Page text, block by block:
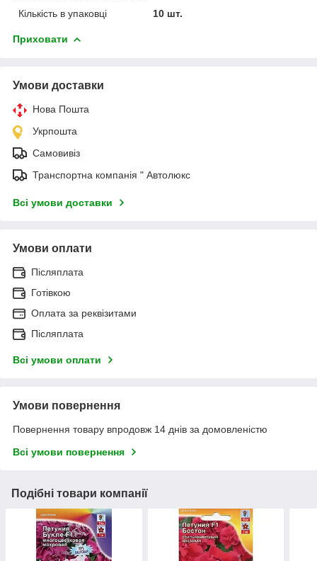
Кількість в упаковці
10 шт.
Приховати
Умови доставки
Нова Пошта
Укрпошта
Самовивіз
Транспортна компанія " Автолюкс
Всі умови доставки
Умови оплати
Післяплата
Готівкою
Оплата за реквізитами
Післяплата
Всі умови оплати
Умови повернення
Повернення товару впродовж 14 днів за домовленістю
Всі умови повернення
Подібні товари компанії